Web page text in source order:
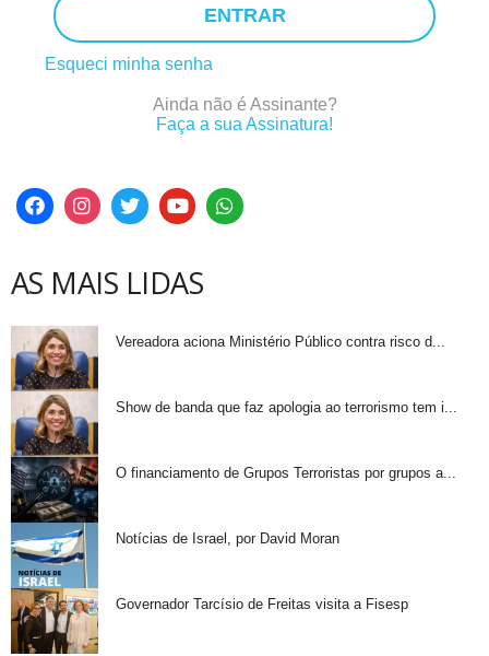
ENTRAR
Esqueci minha senha
Ainda não é Assinante?
Faça a sua Assinatura!
AS MAIS LIDAS
Vereadora aciona Ministério Público contra risco d...
Show de banda que faz apologia ao terrorismo tem i...
O financiamento de Grupos Terroristas por grupos a...
Notícias de Israel, por David Moran
Governador Tarcísio de Freitas visita a Fisesp